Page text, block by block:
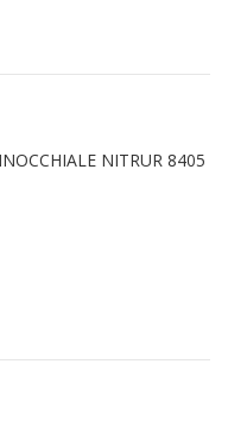
NITRUR 8405